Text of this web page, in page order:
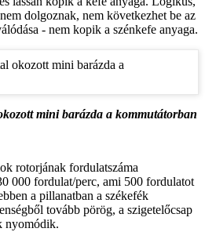
dolgoznak, nem következhet be az
- nem kopik a szénkefe anyaga.
mini barázda a kommutátorban
rotorjának fordulatszáma
000 fordulat/perc, ami 500 fordulatot
a pillanatban a székefék
tovább pörög, a szigetelőcsap
nyomódik.